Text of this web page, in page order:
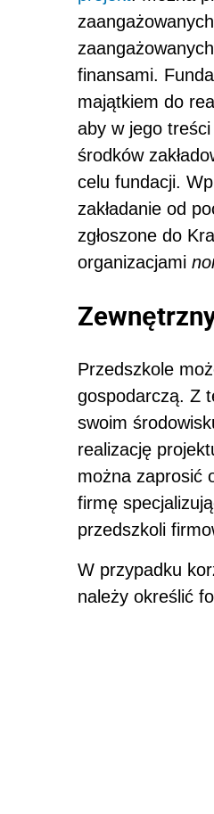
finansami.
majątkiem do
aby w jego
środków
celu fundacji.
zakładanie od
zgłoszone do
organizacjami
Przedszkole
gospodarczą. Z
swoim
realizację
można zaprosić
firmę
przedszkoli
W przypadku
należy określić